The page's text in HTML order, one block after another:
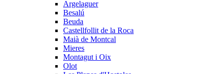
Argelaguer
Besalú
Beuda
Castellfollit de la Roca
Maià de Montcal
Mieres
Montagut i Oix
Olot